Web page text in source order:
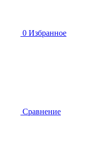
0 Избранное
Сравнение